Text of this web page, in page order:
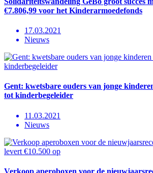
€7.806,99 voor het Kinderarmoedefonds
17.03.2021
Nieuws
Gent: kwetsbare ouders van jonge
tot kinderbegeleider
11.03.2021
Nieuws
Verkoop aperoboxen voor de